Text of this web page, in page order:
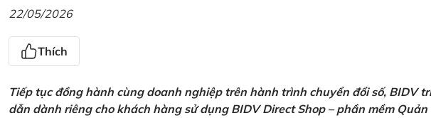
22/05/2026
Thích
Tiếp tục đồng hành cùng doanh nghiệp trên hành trình chuyển đổi số, BIDV
dẫn dành riêng cho khách hàng sử dụng BIDV Direct Shop – phần mềm